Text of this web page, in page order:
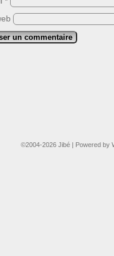
©2004-2026 Jibé | Powered by